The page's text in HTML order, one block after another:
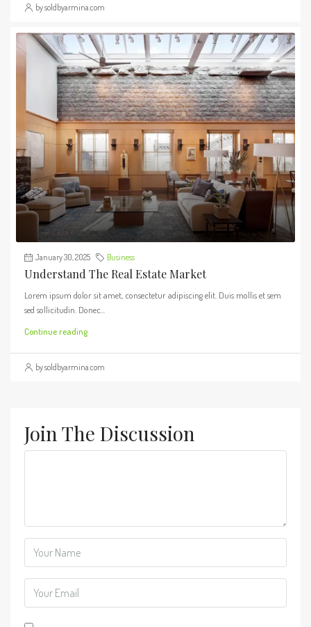
by soldbyarmina.com
January 30, 2025 Business
Understand The Real Estate Market
Lorem ipsum dolor sit amet, consectetur adipiscing elit. Duis mollis et sem
sed sollicitudin. Donec...
Continue reading
by soldbyarmina.com
Join The Discussion